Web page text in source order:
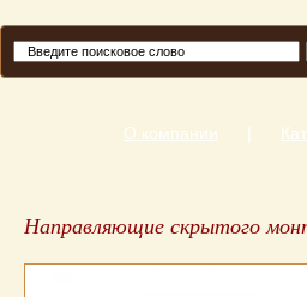
О компании
Направляющие скрытого